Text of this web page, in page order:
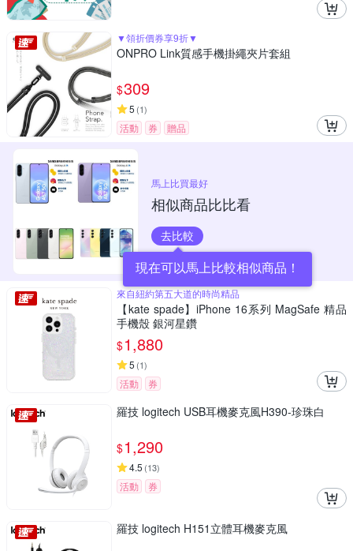
▼領折價券享9折▼
ONPRO Link質感手機掛繩夾片套組
$309
5 (1)
活動 券 贈品
馬上比買最好
相似商品比比看
去比較
現在可以馬上比較相似商品！
來自紐約第五大道的時尚精品
【kate spade】iPhone 16系列 MagSafe 精品
手機殼 銀河星鑽
$1,880
5 (1)
活動 券
羅技 logitech USB耳機麥克風H390-珍珠白
$1,290
4.5 (13)
活動 券
羅技 logitech H151立體耳機麥克風